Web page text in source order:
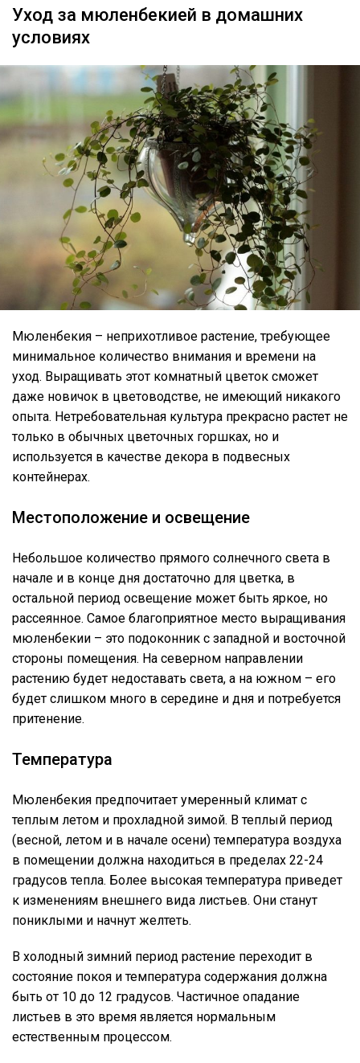
Уход за мюленбекией в домашних
условиях
Мюленбекия – неприхотливое растение, требующее
минимальное количество внимания и времени на
уход. Выращивать этот комнатный цветок сможет
даже новичок в цветоводстве, не имеющий никакого
опыта. Нетребовательная культура прекрасно растет не
только в обычных цветочных горшках, но и
используется в качестве декора в подвесных
контейнерах.
Местоположение и освещение
Небольшое количество прямого солнечного света в
начале и в конце дня достаточно для цветка, в
остальной период освещение может быть яркое, но
рассеянное. Самое благоприятное место выращивания
мюленбекии – это подоконник с западной и восточной
стороны помещения. На северном направлении
растению будет недоставать света, а на южном – его
будет слишком много в середине и дня и потребуется
притенение.
Температура
Мюленбекия предпочитает умеренный климат с
теплым летом и прохладной зимой. В теплый период
(весной, летом и в начале осени) температура воздуха
в помещении должна находиться в пределах 22-24
градусов тепла. Более высокая температура приведет
к изменениям внешнего вида листьев. Они станут
пониклыми и начнут желтеть.
В холодный зимний период растение переходит в
состояние покоя и температура содержания должна
быть от 10 до 12 градусов. Частичное опадание
листьев в это время является нормальным
естественным процессом.